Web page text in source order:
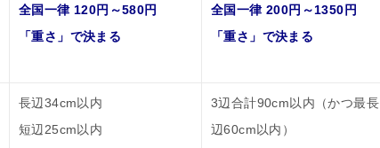
全国一律 120円～580円
「重さ」で決まる
全国一律 200円～1350円
「重さ」で決まる
長辺34cm以内
短辺25cm以内
3辺合計90cm以内（かつ最長
辺60cm以内）